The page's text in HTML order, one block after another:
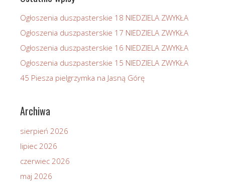
Ogłoszenia duszpasterskie 18 NIEDZIELA ZWYKŁA
Ogłoszenia duszpasterskie 17 NIEDZIELA ZWYKŁA
Ogłoszenia duszpasterskie 16 NIEDZIELA ZWYKŁA
Ogłoszenia duszpasterskie 15 NIEDZIELA ZWYKŁA
45 Piesza pielgrzymka na Jasną Górę
Archiwa
sierpień 2026
lipiec 2026
czerwiec 2026
maj 2026